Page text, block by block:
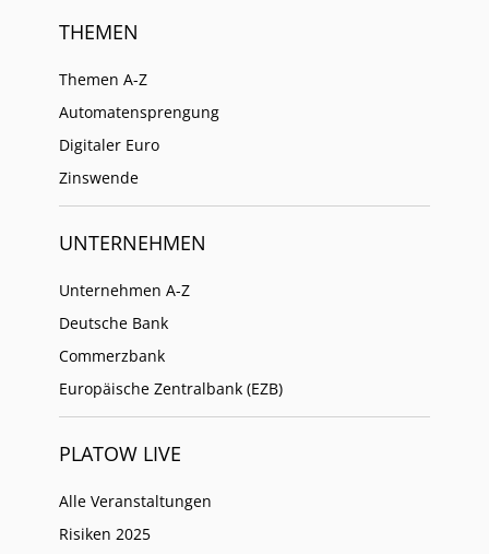
THEMEN
Themen A-Z
Automatensprengung
Digitaler Euro
Zinswende
UNTERNEHMEN
Unternehmen A-Z
Deutsche Bank
Commerzbank
Europäische Zentralbank (EZB)
PLATOW LIVE
Alle Veranstaltungen
Risiken 2025